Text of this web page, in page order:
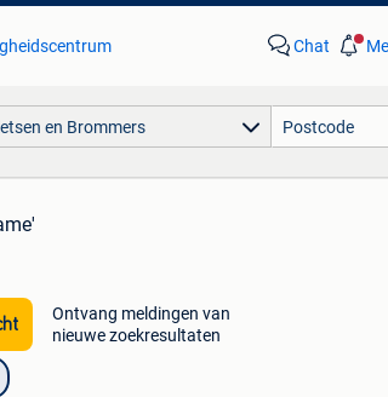
Chat
en Brommers
Ontvang meldingen van
nieuwe zoekresultaten